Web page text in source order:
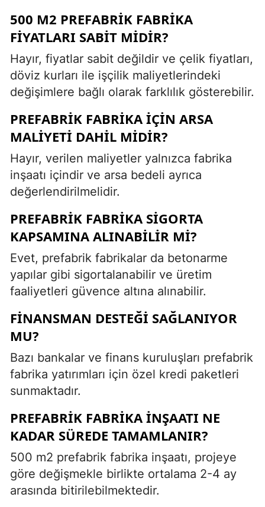
500 M2 PREFABRIK FABRIKA
FIYATLARI SABIT MIDIR?
Hayır, fiyatlar sabit değildir ve çelik fiyatları,
döviz kurları ile işçilik maliyetlerindeki
değişimlere bağlı olarak farklılık gösterebilir.
PREFABRIK FABRIKA IÇIN ARSA
MALIYETI DAHIL MIDIR?
Hayır, verilen maliyetler yalnızca fabrika
inşaatı içindir ve arsa bedeli ayrıca
değerlendirilmelidir.
PREFABRIK FABRIKA SIGORTA
KAPSAMINA ALINABILIR MI?
Evet, prefabrik fabrikalar da betonarme
yapılar gibi sigortalanabilir ve üretim
faaliyetleri güvence altına alınabilir.
FINANSMAN DESTEĞI SAĞLANIYOR
MU?
Bazı bankalar ve finans kuruluşları prefabrik
fabrika yatırımları için özel kredi paketleri
sunmaktadır.
PREFABRIK FABRIKA INŞAATI NE
KADAR SÜREDE TAMAMLANIR?
500 m2 prefabrik fabrika inşaatı, projeye
göre değişmekle birlikte ortalama 2-4 ay
arasında bitirilebilmektedir.